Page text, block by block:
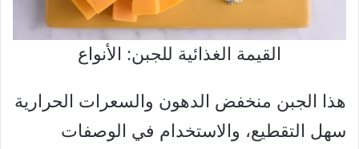
القيمة الغذائية للجبن: الأنواع
هذا الجبن منخفض الدهون والسعرات الحرارية
سهل التقطيع، والاستخدام في الوصفات